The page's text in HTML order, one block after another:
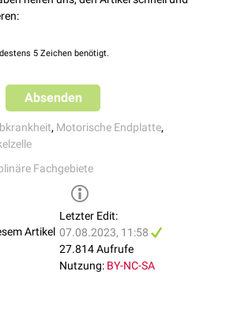
5 Zeichen benötigt.
Absenden
, Motorische Endplatte,
Fachgebiete
Artikel
Letzter Edit:
07.08.2023, 11:58
27.814 Aufrufe
Nutzung: BY-NC-SA